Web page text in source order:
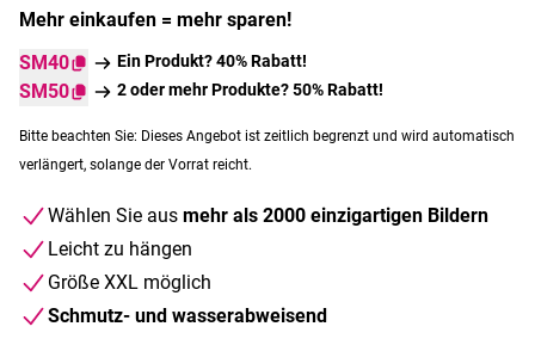
Mehr einkaufen = mehr sparen!
SM40
Ein Produkt? 40% Rabatt!
SM50 2 oder mehr Produkte? 50% Rabatt!
Bitte beachten Sie: Dieses Angebot ist zeitlich begrenzt und wird automatisch
verlängert, solange der Vorrat reicht.
Wählen Sie aus mehr als 2000 einzigartigen Bildern
Leicht zu hängen
Größe XXL möglich
Schmutz- und wasserabweisend